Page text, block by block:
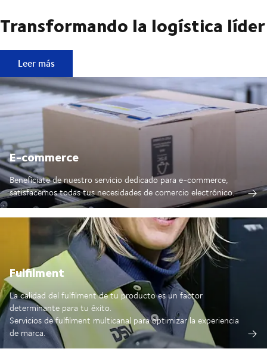
Transformando la logística líder
Transformando la logística líder
Leer más
E-commerce
Benefíciate de nuestro servicio dedicado para e-commerce,
satisfacemos todas tus necesidades de comercio electrónico.
Fulfilment
La calidad del fulfilment de tu producto es un factor
determinante para tu éxito.
Servicios de fulfilment multicanal para optimizar la experiencia
de marca.